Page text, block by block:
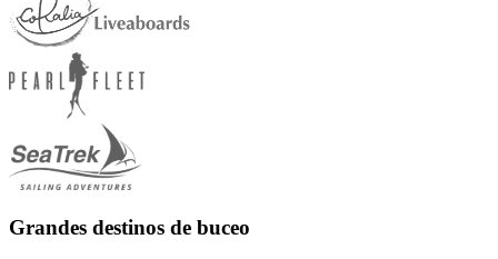
Grandes destinos de buceo